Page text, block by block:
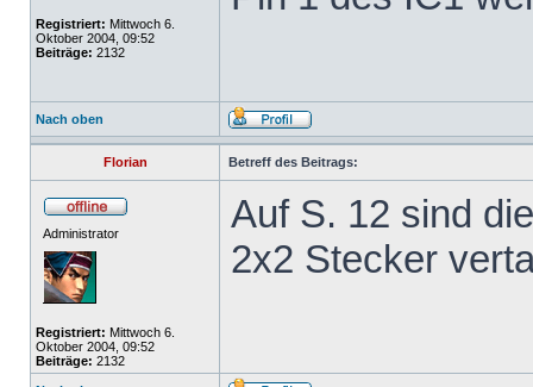
Registriert: Mittwoch 6.
Oktober 2004, 09:52
Beiträge: 2132
Nach oben
Florian Betreff des Beitrags:
Administrator
Registriert: Mittwoch 6.
Oktober 2004, 09:52
Beiträge: 2132
Auf S. 12 sind
2x2 Stecker